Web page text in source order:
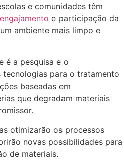
e comunidades têm
engajamento e participação da
ambiente mais limpo e
é a pesquisa e o
para o tratamento
baseadas em
que degradam materiais
otimizarão os processos
novas possibilidades para
de materiais.